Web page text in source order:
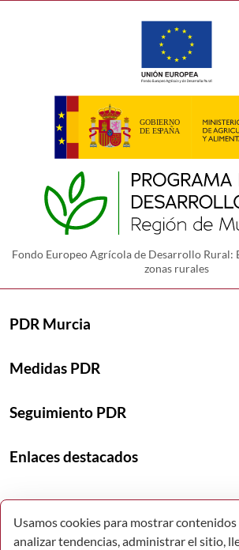
Fondo Europeo Agrícola de Desarrollo Rural:
zonas rurales
PDR Murcia
Medidas PDR
Seguimiento PDR
Enlaces destacados
Usamos cookies para mostrar
analizar tendencias, administrar el sitio,